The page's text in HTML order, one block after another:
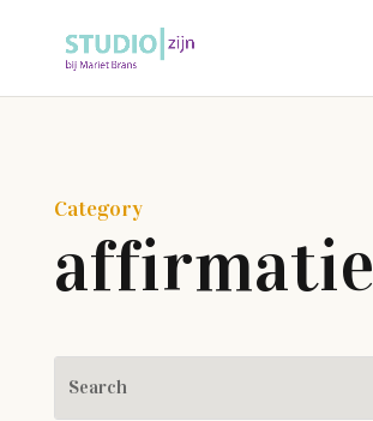
Category
affirmatie